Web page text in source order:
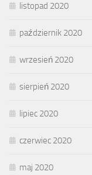
listopad 2020
październik 2020
wrzesień 2020
sierpień 2020
lipiec 2020
czerwiec 2020
maj 2020